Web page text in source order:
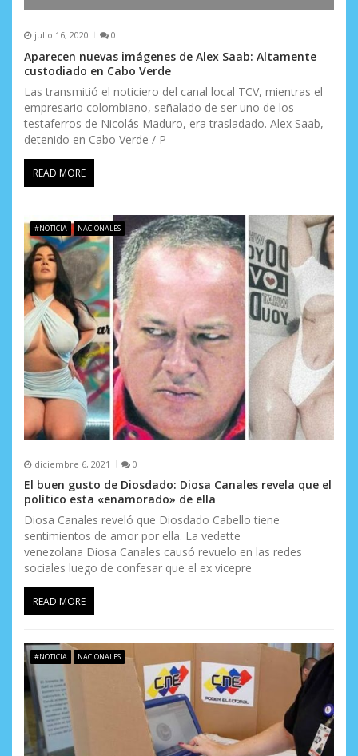
julio 16, 2020 0
Aparecen nuevas imágenes de Alex Saab: Altamente
custodiado en Cabo Verde
Las transmitió el noticiero del canal local TCV, mientras el
empresario colombiano, señalado de ser uno de los
testaferros de Nicolás Maduro, era trasladado. Alex Saab,
detenido en Cabo Verde / P
READ MORE
#NOTICIA NACIONALES
diciembre 6, 2021 0
El buen gusto de Diosdado: Diosa Canales revela que el
político esta «enamorado» de ella
Diosa Canales reveló que Diosdado Cabello tiene
sentimientos de amor por ella. La vedette
venezolana Diosa Canales causó revuelo en las redes
sociales luego de confesar que el ex vicepre
READ MORE
#NOTICIA NACIONALES